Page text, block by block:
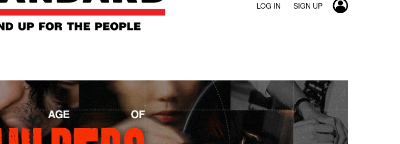
LOG IN SIGN UP